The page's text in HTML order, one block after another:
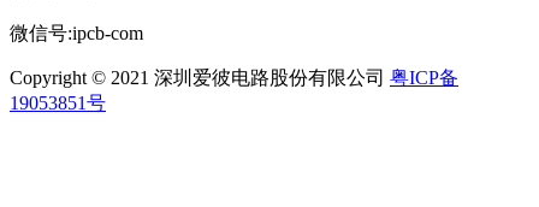
微信号:ipcb-com
Copyright © 2021 深圳爱彼电路股份有限公司 粤ICP备
19053851号